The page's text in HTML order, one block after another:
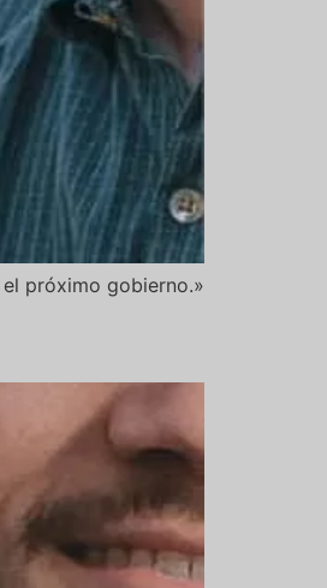
próximo gobierno.»